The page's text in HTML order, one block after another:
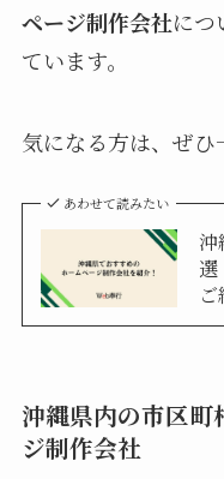
ページ制作会社につ
ています。
気になる方は、ぜひ
あわせて読みたい
沖縄県内の市区町
ジ制作会社